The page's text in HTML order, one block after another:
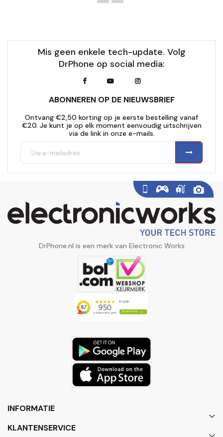
Mis geen enkele tech-update. Volg
DrPhone op social media:
ABONNEREN OP DE NIEUWSBRIEF
Ontvang €2,50 korting op je eerste bestelling vanaf
€20. Je kunt je op elk moment eenvoudig uitschrijven
via de link in onze e-mails.
DrPhone.nl is een merk van Electronic Works
INFORMATIE

KLANTENSERVICE